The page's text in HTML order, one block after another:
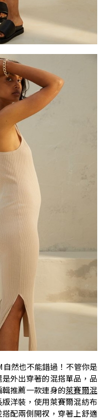
然也不能錯過！不管你是
外出穿著的混搭單品，品
推薦一款連身的萊賽爾混
版洋裝，使用萊賽爾混紡布
配兩側開衩，穿著上舒適